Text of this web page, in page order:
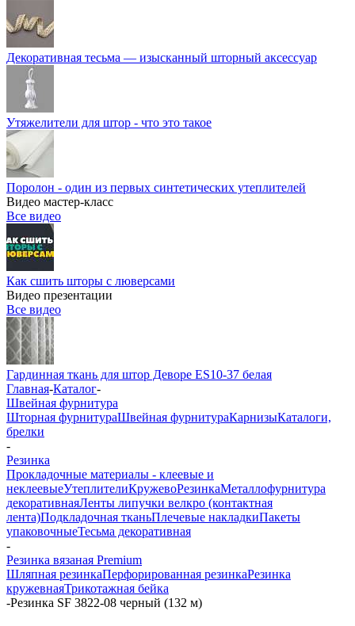
Декоративная тесьма — изысканный шторный аксессуар
Утяжелители для штор - что это такое
Поролон - один из первых синтетических утеплителей
Видео мастер-класс
Все видео
Как сшить шторы с люверсами
Видео презентации
Все видео
Гардинная ткань для штор Деворе ES10-37 белая
Главная-Каталог-
Швейная фурнитура
Шторная фурнитураШвейная фурнитураКарнизыКаталоги,
брелки
-
Резинка
Прокладочные материалы - клеевые и
неклеевыеУтеплителиКружевоРезинкаМеталлофурнитура
декоративнаяЛенты липучки велкро (контактная
лента)Подкладочная тканьПлечевые накладкиПакеты
упаковочныеТесьма декоративная
-
Резинка вязаная Premium
Шляпная резинкаПерфорированная резинкаРезинка
кружевнаяТрикотажная бейка
-Резинка SF 3822-08 черный (132 м)